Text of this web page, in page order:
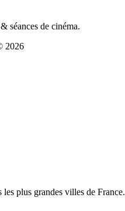
séances de cinéma.
2026
les plus grandes villes de France.